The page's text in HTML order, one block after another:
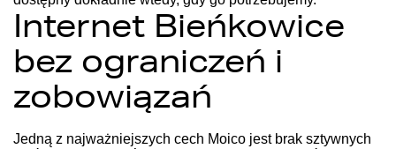
Internet Bieńkowice
bez ograniczeń i
zobowiązań
Jedną z najważniejszych cech Moico jest brak sztywnych